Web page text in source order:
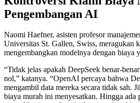
Pengembangan AI
Naomi Haefner, asisten profesor
Universitas St. Gallen, Swiss, meragukan
mengembangkan modelnya dengan biaya
“Tidak jelas apakah DeepSeek benar-
nol,” katanya. “OpenAI percaya bahwa
mengambil data mereka secara tidak sah.
biaya murah ini menyesatkan. Hingga ada